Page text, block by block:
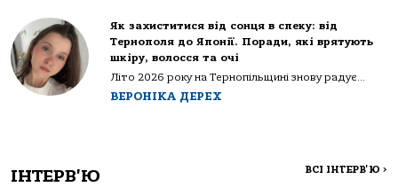
Як захиститися від сонця в спеку: від
Тернополя до Японії. Поради, які врятують
шкіру, волосся та очі
Літо 2026 року на Тернопільщині знову радує...
ВЕРОНІКА ДЕРЕХ
ІНТЕРВ'Ю ВСІ ІНТЕРВ'Ю >